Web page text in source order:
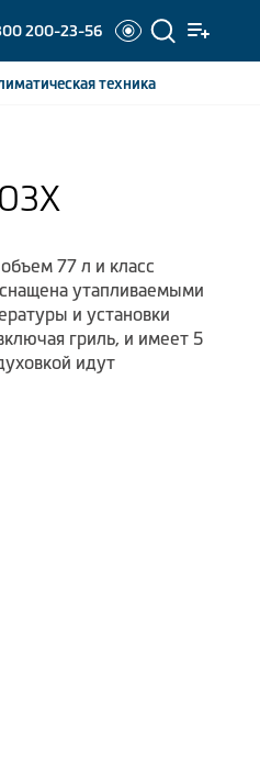
200-23-56
техника
77 л и класс
утапливаемыми
и установки
гриль, и имеет 5
идут